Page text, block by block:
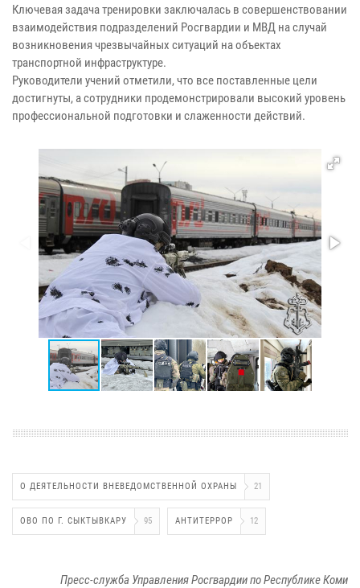
Ключевая задача тренировки заключалась в совершенствовании
взаимодействия подразделений Росгвардии и МВД на случай
возникновения чрезвычайных ситуаций на объектах
транспортной инфраструктуре.
Руководители учений отметили, что все поставленные цели
достигнуты, а сотрудники продемонстрировали высокий уровень
профессиональной подготовки и слаженности действий.
О ДЕЯТЕЛЬНОСТИ ВНЕВЕДОМСТВЕННОЙ ОХРАНЫ 21
ОВО ПО Г. СЫКТЫВКАРУ 95 АНТИТЕРРОР 12
Пресс-служба Управления Росгвардии по Республике Коми